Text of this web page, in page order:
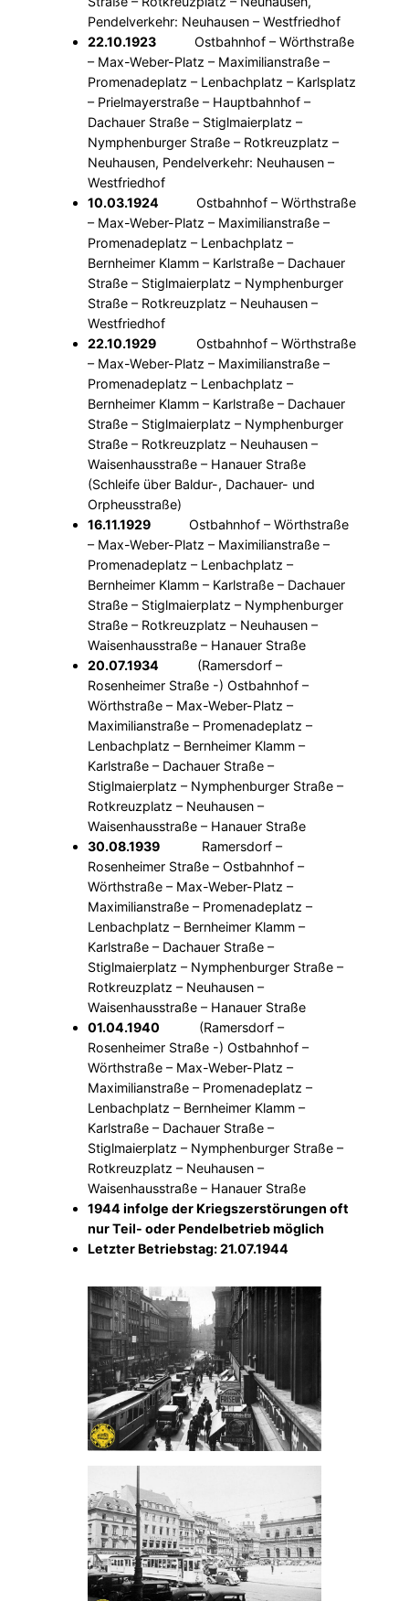
Pendelverkehr: Neuhausen – Westfriedhof
22.10.1923
Ostbahnhof – Wörthstraße
– Max-Weber-Platz – Maximilianstraße –
Promenadeplatz – Lenbachplatz – Karlsplatz
– Prielmayerstraße – Hauptbahnhof –
Dachauer Straße – Stiglmaierplatz –
Nymphenburger Straße – Rotkreuzplatz –
Neuhausen, Pendelverkehr: Neuhausen –
Westfriedhof
10.03.1924
Ostbahnhof – Wörthstraße
– Max-Weber-Platz – Maximilianstraße –
Promenadeplatz – Lenbachplatz –
Bernheimer Klamm – Karlstraße – Dachauer
Straße – Stiglmaierplatz – Nymphenburger
Straße – Rotkreuzplatz – Neuhausen –
Westfriedhof
22.10.1929 Ostbahnhof – Wörthstraße
– Max-Weber-Platz – Maximilianstraße –
Promenadeplatz – Lenbachplatz –
Bernheimer Klamm – Karlstraße – Dachauer
Straße – Stiglmaierplatz – Nymphenburger
Straße – Rotkreuzplatz – Neuhausen –
Waisenhausstraße – Hanauer Straße
(Schleife über Baldur-, Dachauer- und
Orpheusstraße)
16.11.1929
Ostbahnhof – Wörthstraße
– Max-Weber-Platz – Maximilianstraße –
Promenadeplatz – Lenbachplatz –
Bernheimer Klamm – Karlstraße – Dachauer
Straße – Stiglmaierplatz – Nymphenburger
Straße – Rotkreuzplatz – Neuhausen –
Waisenhausstraße – Hanauer Straße
20.07.1934
(Ramersdorf –
Rosenheimer Straße -) Ostbahnhof –
Wörthstraße – Max-Weber-Platz –
Maximilianstraße – Promenadeplatz –
Lenbachplatz – Bernheimer Klamm –
Karlstraße – Dachauer Straße –
Stiglmaierplatz – Nymphenburger Straße –
Rotkreuzplatz – Neuhausen –
Waisenhausstraße – Hanauer Straße
30.08.1939
Ramersdorf –
Rosenheimer Straße – Ostbahnhof –
Wörthstraße – Max-Weber-Platz –
Maximilianstraße – Promenadeplatz –
Lenbachplatz – Bernheimer Klamm –
Karlstraße – Dachauer Straße –
Stiglmaierplatz – Nymphenburger Straße –
Rotkreuzplatz – Neuhausen –
Waisenhausstraße – Hanauer Straße
01.04.1940
(Ramersdorf –
Rosenheimer Straße -) Ostbahnhof –
Wörthstraße – Max-Weber-Platz –
Maximilianstraße – Promenadeplatz –
Lenbachplatz – Bernheimer Klamm –
Karlstraße – Dachauer Straße –
Stiglmaierplatz – Nymphenburger Straße –
Rotkreuzplatz – Neuhausen –
Waisenhausstraße – Hanauer Straße
1944 infolge der Kriegszerstörungen oft
nur Teil- oder Pendelbetrieb möglich
Letzter Betriebstag: 21.07.1944